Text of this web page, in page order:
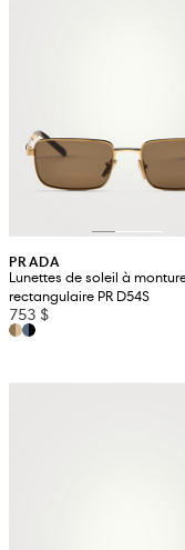
PRADA
Lunettes de soleil à
rectangulaire PR D54S
753 $